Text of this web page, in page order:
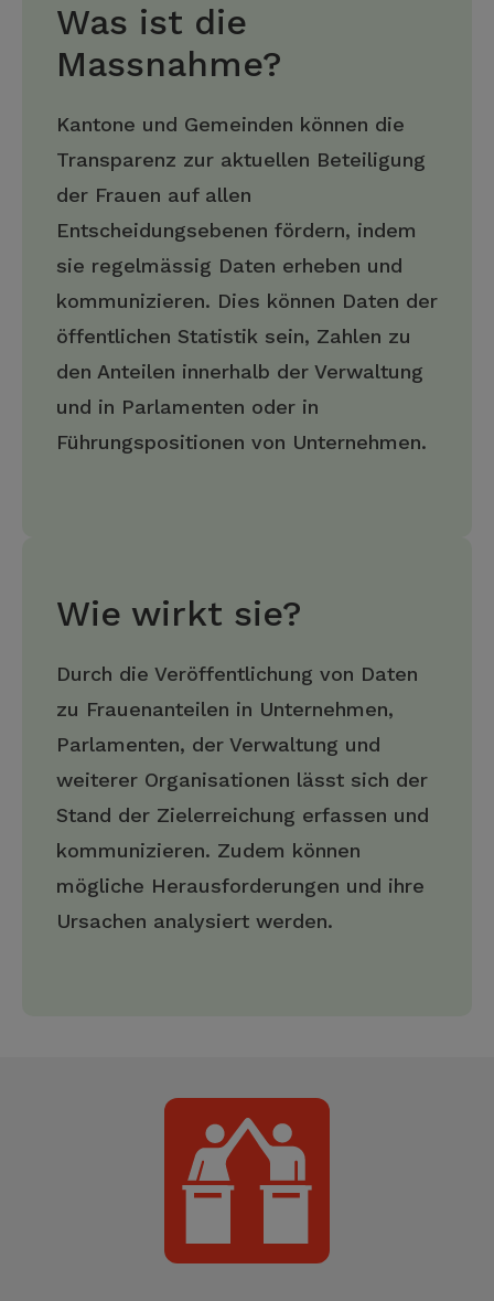
Was ist die
Massnahme?
Kantone und Gemeinden können die
Transparenz zur aktuellen Beteiligung
der Frauen auf allen
Entscheidungsebenen fördern, indem
sie regelmässig Daten erheben und
kommunizieren. Dies können Daten der
öffentlichen Statistik sein, Zahlen zu
den Anteilen innerhalb der Verwaltung
und in Parlamenten oder in
Führungspositionen von Unternehmen.
Wie wirkt sie?
Durch die Veröffentlichung von Daten
zu Frauenanteilen in Unternehmen,
Parlamenten, der Verwaltung und
weiterer Organisationen lässt sich der
Stand der Zielerreichung erfassen und
kommunizieren. Zudem können
mögliche Herausforderungen und ihre
Ursachen analysiert werden.